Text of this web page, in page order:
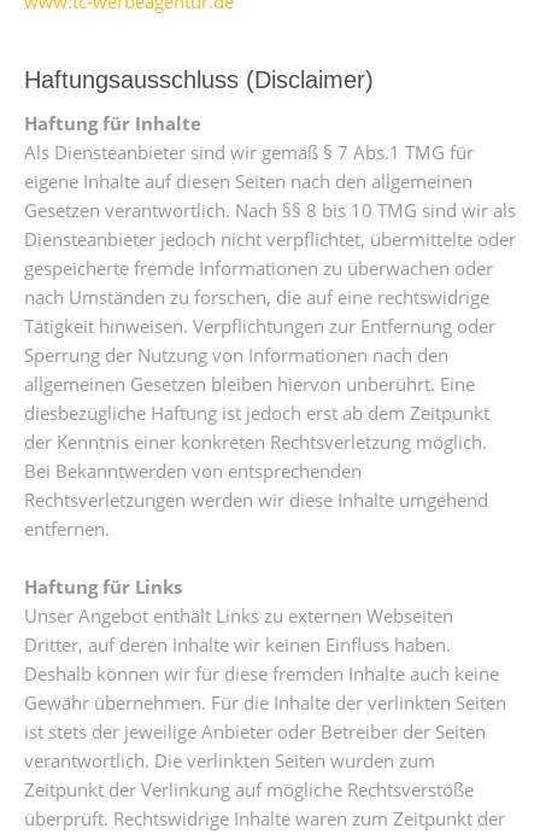
Haftungsausschluss (Disclaimer)
Haftung für Inhalte
Als Diensteanbieter sind wir gemäß § 7 Abs.1 TMG für
eigene Inhalte auf diesen Seiten nach den allgemeinen
Gesetzen verantwortlich. Nach §§ 8 bis 10 TMG sind wir als
Diensteanbieter jedoch nicht verpflichtet, übermittelte oder
gespeicherte fremde Informationen zu überwachen oder
nach Umständen zu forschen, die auf eine rechtswidrige
Tätigkeit hinweisen. Verpflichtungen zur Entfernung oder
Sperrung der Nutzung von Informationen nach den
allgemeinen Gesetzen bleiben hiervon unberührt. Eine
diesbezügliche Haftung ist jedoch erst ab dem Zeitpunkt
der Kenntnis einer konkreten Rechtsverletzung möglich.
Bei Bekanntwerden von entsprechenden
Rechtsverletzungen werden wir diese Inhalte umgehend
entfernen.
Haftung für Links
Unser Angebot enthält Links zu externen Webseiten
Dritter, auf deren Inhalte wir keinen Einfluss haben.
Deshalb können wir für diese fremden Inhalte auch keine
Gewähr übernehmen. Für die Inhalte der verlinkten Seiten
ist stets der jeweilige Anbieter oder Betreiber der Seiten
verantwortlich. Die verlinkten Seiten wurden zum
Zeitpunkt der Verlinkung auf mögliche Rechtsverstöße
überprüft. Rechtswidrige Inhalte waren zum Zeitpunkt der